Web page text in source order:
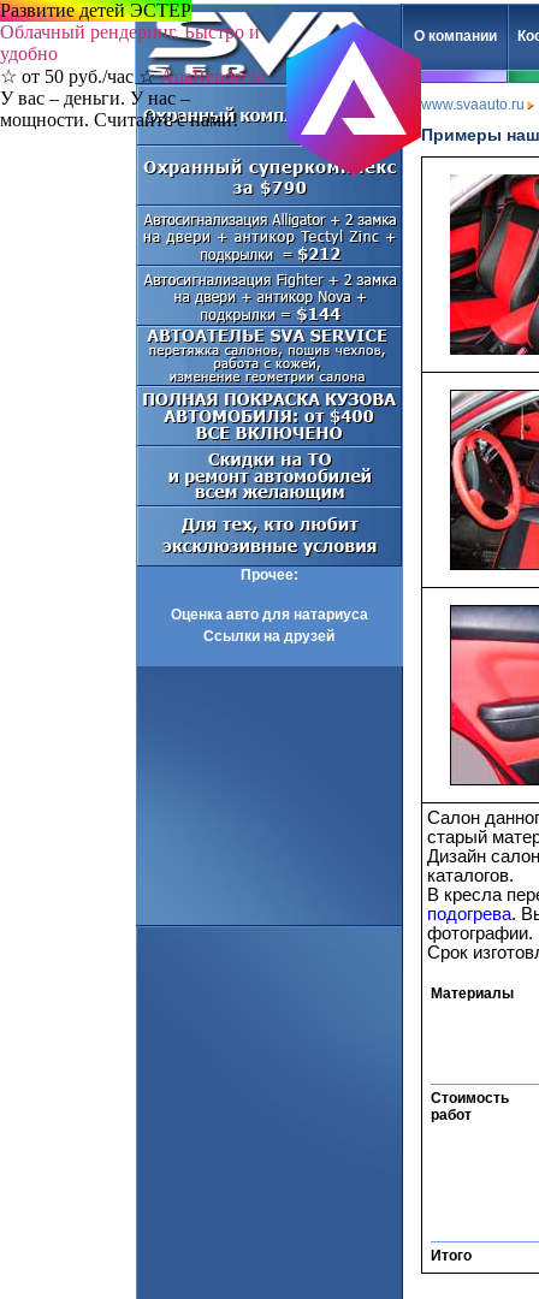
Развитие детей ЭСТЕР
Облачный рендеринг. Быстро и
удобно
☆ от 50 руб./час ☆AnaRender.io
У вас – деньги. У нас –
мощности. Считайте с нами!
О компании
Прочее:
Оценка авто для натариуса
Ссылки на друзей
www.svaauto.ru
Примеры
Салон
старый
Дизайн
каталогов.
В кресла
подогрева.
фотографии.
Срок
Материалы
Стоимость
работ
Итого